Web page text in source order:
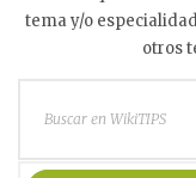
tema y/o
otros